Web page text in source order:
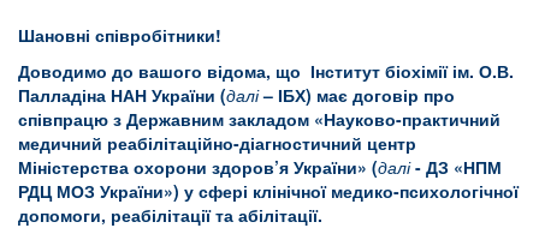
Шановні співробітники!
Доводимо до вашого відома, що Інститут біохімії ім. О.В.
Палладіна НАН України (далі– ІБХ) має договір про
співпрацю з Державним закладом «Науково-практичний
медичний реабілітаційно-діагностичний центр
Міністерства охорони здоров’я України» (далі- ДЗ «НПМ
РДЦ МОЗ України») у сфері клінічної медико-психологічної
допомоги, реабілітації та абілітації.